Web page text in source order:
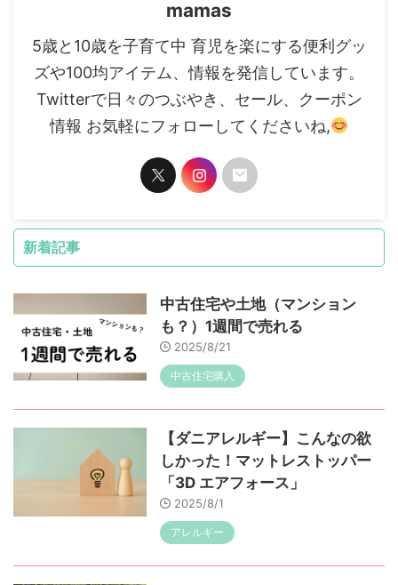
mamas
5歳と10歳を子育て中 育児を楽にする便利グッ
ズや100均アイテム、情報を発信しています。
Twitterで日々のつぶやき、セール、クーポン
情報 お気軽にフォローしてくださいね,
新着記事
中古住宅や土地（マンション
も？）1週間で売れる
2025/8/21
中古住宅購入
【ダニアレルギー】こんなの欲
しかった！マットレストッパー
「3D エアフォース」
2025/8/1
アレルギー